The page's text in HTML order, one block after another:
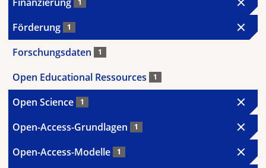
1
Förderung 1
Forschungsdaten 1
Open Educational Ressources 1
Open Science 1
Open-Access-Grundlagen 1
Open-Access-Modelle 1